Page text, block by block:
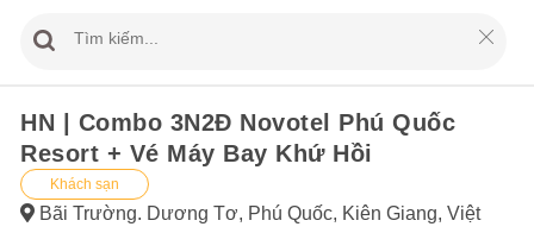
HN | Combo 3N2Đ Novotel Phú Quốc
Resort + Vé Máy Bay Khứ Hồi
Khách sạn
Bãi Trường. Dương Tơ, Phú Quốc, Kiên Giang, Việt